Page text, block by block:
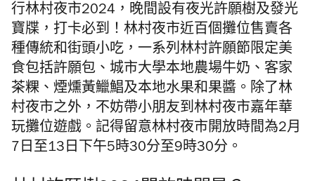
行林村夜市2024，晚間設有夜光許願樹及發光
寶牒，打卡必到！林村夜市近百個攤位售賣各
種傳統和街頭小吃，一系列林村許願節限定美
食包括許願包、城市大學本地農場牛奶、客家
茶粿、煙燻黃鱲鯧及本地水果和果醬。除了林
村夜市之外，不妨帶小朋友到林村夜市嘉年華
玩攤位遊戲。記得留意林村夜市開放時間為2月
7日至13日下午5時30分至9時30分。